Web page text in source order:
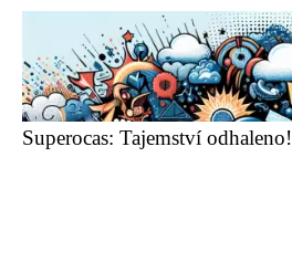
Superocas: Tajemství odhaleno!